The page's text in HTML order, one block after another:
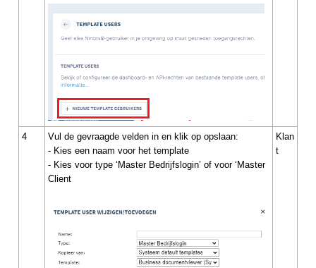
4
Vul de gevraagde velden in en klik op opslaan:
- Kies een naam voor het template
- Kies voor type ‘Master Bedrijfslogin’ of voor ‘Master
Client
Klan
t